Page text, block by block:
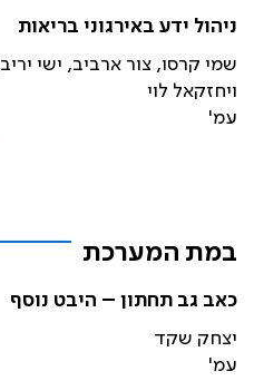
ניהול ידע באירגוני בריאות
שמי קרסו, צור ארביב, ישי
ויחזקאל לוי
עמ'
במת המערכת
כאב גב תחתון – היבט נוסף
יצחק שקד
עמ'